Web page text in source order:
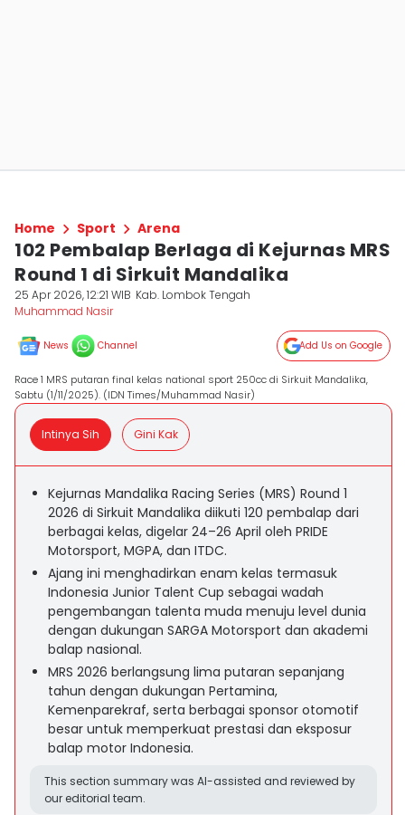
Home Sport Arena
102 Pembalap Berlaga di Kejurnas MRS
Round 1 di Sirkuit Mandalika
25 Apr 2026, 12:21 WIB Kab. Lombok Tengah
Muhammad Nasir
News Channel Add Us on Google
Race 1 MRS putaran final kelas national sport 250cc di Sirkuit Mandalika,
Sabtu (1/11/2025). (IDN Times/Muhammad Nasir)
Intinya Sih Gini Kak
Kejurnas Mandalika Racing Series (MRS) Round 1
2026 di Sirkuit Mandalika diikuti 120 pembalap dari
berbagai kelas, digelar 24–26 April oleh PRIDE
Motorsport, MGPA, dan ITDC.
Ajang ini menghadirkan enam kelas termasuk
Indonesia Junior Talent Cup sebagai wadah
pengembangan talenta muda menuju level dunia
dengan dukungan SARGA Motorsport dan akademi
balap nasional.
MRS 2026 berlangsung lima putaran sepanjang
tahun dengan dukungan Pertamina,
Kemenparekraf, serta berbagai sponsor otomotif
besar untuk memperkuat prestasi dan eksposur
balap motor Indonesia.
This section summary was AI-assisted and reviewed by
our editorial team.